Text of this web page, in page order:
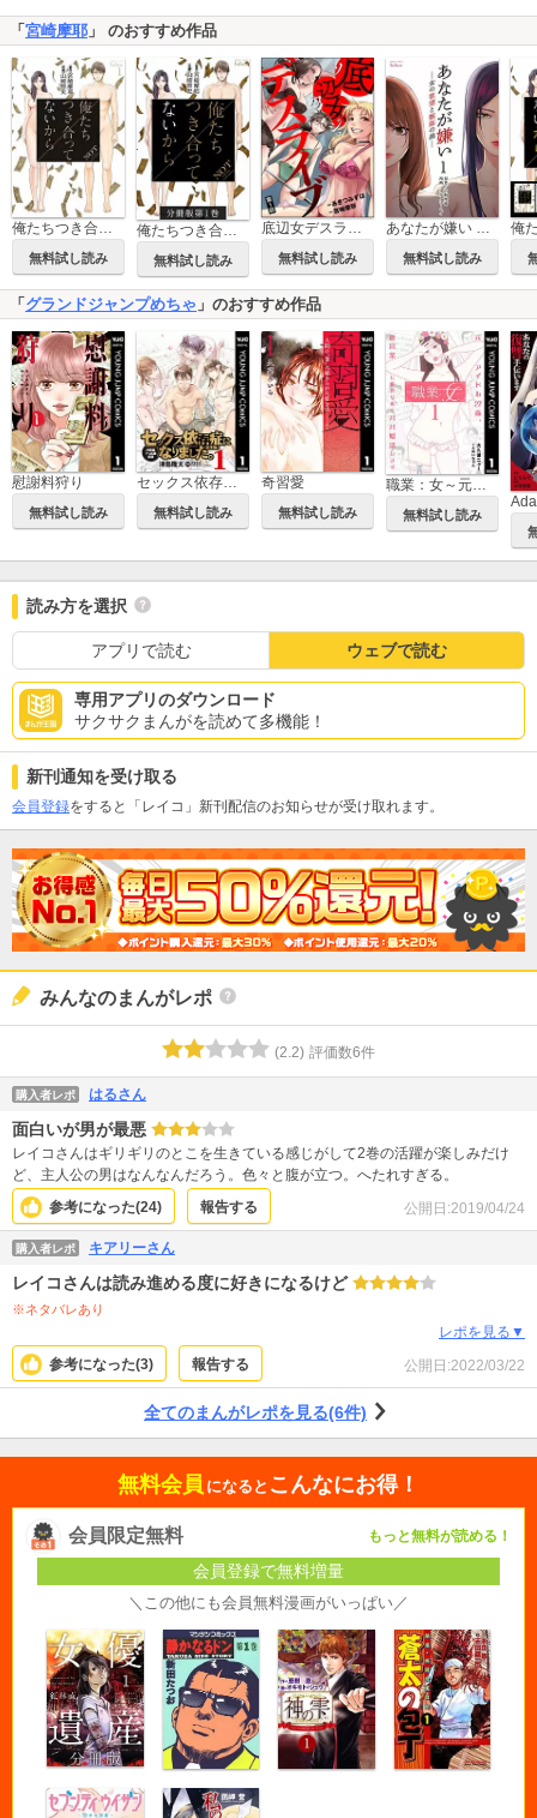
「宮崎摩耶 」 のおすすめ作品
俺たちつき合ってないから
無料試し読み 無料試し読み
底辺女デスライブ（分冊版）
無料試し読み
あなたが嫌い ～女の欲望と嫉妬の渦～
無料試し読み
「グランドジャンプめちゃ 」のおすすめ作品
慰謝料狩り
無料試し読み 無料試し読み
奇習愛
無料試し読み
無料試し読み
読み方を選択
アプリで読む ウェブで読む
専用アプリのダウンロード
サクサクまんがを読めて多機能！
新刊通知を受け取る
会員登録をすると「レイコ」新刊配信のお知らせが受け取れます。
みんなのまんがレポ
(2.2) 評価数6件
購入者レポ はるさん
面白いが男が最悪
レイコさんはギリギリのとこを生きている感じがして2巻の活躍が楽しみだけ
ど、主人公の男はなんなんだろう。色々と腹が立つ。へたれすぎる。
参考になった(24) 報告する 公開日:2019/04/24
購入者レポ キアリーさん
レイコさんは読み進める度に好きになるけど
※ネタバレあり
レポを見る▼
参考になった(3) 報告する 公開日:2022/03/22
全てのまんがレポを見る(6件)
無料会員 になると こんなにお得！
会員限定無料 もっと無料が読める！
会員登録で無料増量
＼この他にも会員無料漫画がいっぱい／